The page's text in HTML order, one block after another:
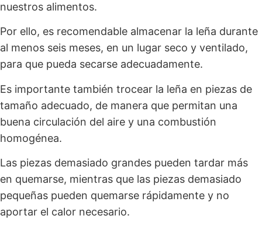
nuestros alimentos.
Por ello, es recomendable almacenar la leña durante
al menos seis meses, en un lugar seco y ventilado,
para que pueda secarse adecuadamente.
Es importante también trocear la leña en piezas de
tamaño adecuado, de manera que permitan una
buena circulación del aire y una combustión
homogénea.
Las piezas demasiado grandes pueden tardar más
en quemarse, mientras que las piezas demasiado
pequeñas pueden quemarse rápidamente y no
aportar el calor necesario.